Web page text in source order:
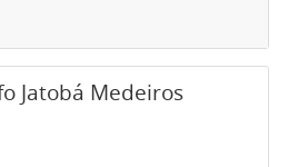
Jatobá Medeiros